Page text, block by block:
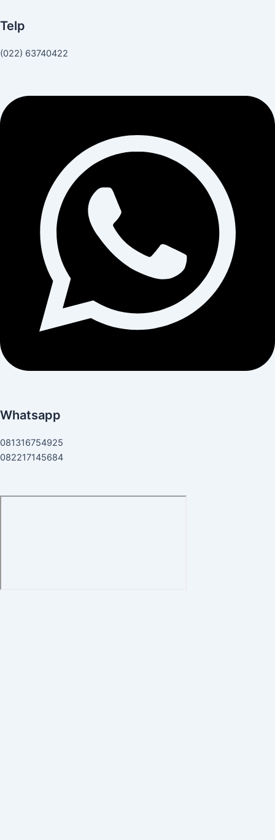
Telp
(022) 63740422
Whatsapp
081316754925
082217145684